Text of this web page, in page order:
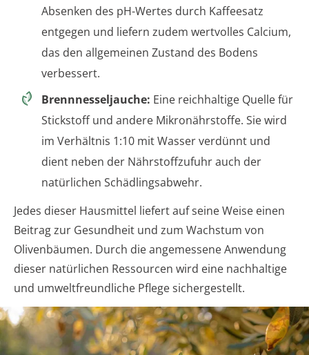
Absenken des pH-Wertes durch Kaffeesatz
entgegen und liefern zudem wertvolles Calcium,
das den allgemeinen Zustand des Bodens
verbessert.
Brennnesseljauche: Eine reichhaltige Quelle für
Stickstoff und andere Mikronährstoffe. Sie wird
im Verhältnis 1:10 mit Wasser verdünnt und
dient neben der Nährstoffzufuhr auch der
natürlichen Schädlingsabwehr.
Jedes dieser Hausmittel liefert auf seine Weise einen
Beitrag zur Gesundheit und zum Wachstum von
Olivenbäumen. Durch die angemessene Anwendung
dieser natürlichen Ressourcen wird eine nachhaltige
und umweltfreundliche Pflege sichergestellt.